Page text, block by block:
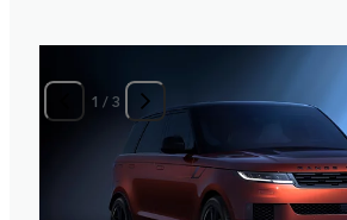
1 /3